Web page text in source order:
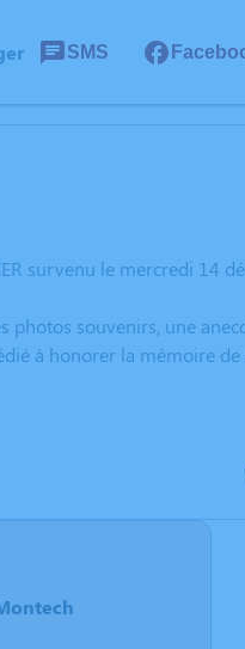
SMS
survenu le mercredi 14
photos souvenirs, une
à honorer la mémoire de